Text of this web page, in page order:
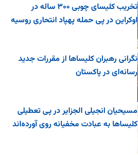
تخریب کلیسای چوبی ۳۰۰ ساله در
اوکراین در پی حمله پهپاد انتحاری روسیه
نگرانی رهبران کلیساها از مقررات جدید
رسانه‌ای در پاکستان
مسیحیان انجیلی الجزایر در پی تعطیلی
کلیساها به عبادت مخفیانه روی آورده‌اند